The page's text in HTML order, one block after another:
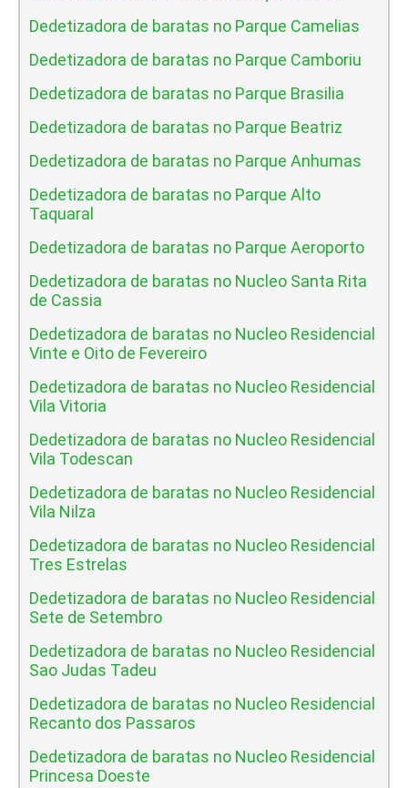
Dedetizadora de baratas no Parque Camelias
Dedetizadora de baratas no Parque Camboriu
Dedetizadora de baratas no Parque Brasilia
Dedetizadora de baratas no Parque Beatriz
Dedetizadora de baratas no Parque Anhumas
Dedetizadora de baratas no Parque Alto
Taquaral
Dedetizadora de baratas no Parque Aeroporto
Dedetizadora de baratas no Nucleo Santa Rita
de Cassia
Dedetizadora de baratas no Nucleo Residencial
Vinte e Oito de Fevereiro
Dedetizadora de baratas no Nucleo Residencial
Vila Vitoria
Dedetizadora de baratas no Nucleo Residencial
Vila Todescan
Dedetizadora de baratas no Nucleo Residencial
Vila Nilza
Dedetizadora de baratas no Nucleo Residencial
Tres Estrelas
Dedetizadora de baratas no Nucleo Residencial
Sete de Setembro
Dedetizadora de baratas no Nucleo Residencial
Sao Judas Tadeu
Dedetizadora de baratas no Nucleo Residencial
Recanto dos Passaros
Dedetizadora de baratas no Nucleo Residencial
Princesa Doeste